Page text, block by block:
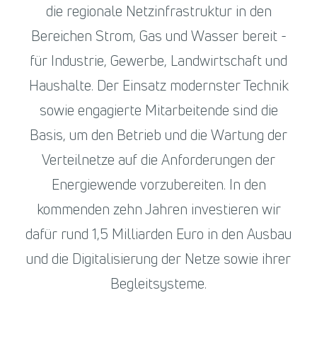
die regionale Netzinfrastruktur in den
Bereichen Strom, Gas und Wasser bereit -
für Industrie, Gewerbe, Landwirtschaft und
Haushalte. Der Einsatz modernster Technik
sowie engagierte Mitarbeitende sind die
Basis, um den Betrieb und die Wartung der
Verteilnetze auf die Anforderungen der
Energiewende vorzubereiten. In den
kommenden zehn Jahren investieren wir
dafür rund 1,5 Milliarden Euro in den Ausbau
und die Digitalisierung der Netze sowie ihrer
Begleitsysteme.